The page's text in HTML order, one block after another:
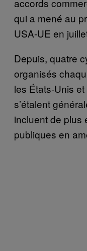
qui a mené au
USA-UE en
Depuis, quatre
organisés
les États-Unis
s’étalent
incluent de plus
publiques en